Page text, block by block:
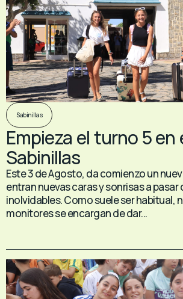
Sabinillas
Empieza el turno 5 en
Sabinillas
Este 3 de Agosto, da comienzo un
entran nuevas caras y sonrisas a pasar
inolvidables. Como suele ser habitual,
monitores se encargan de dar...